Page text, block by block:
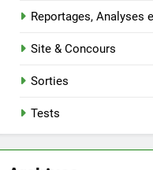
Reportages, Analyses
Site & Concours
Sorties
Tests